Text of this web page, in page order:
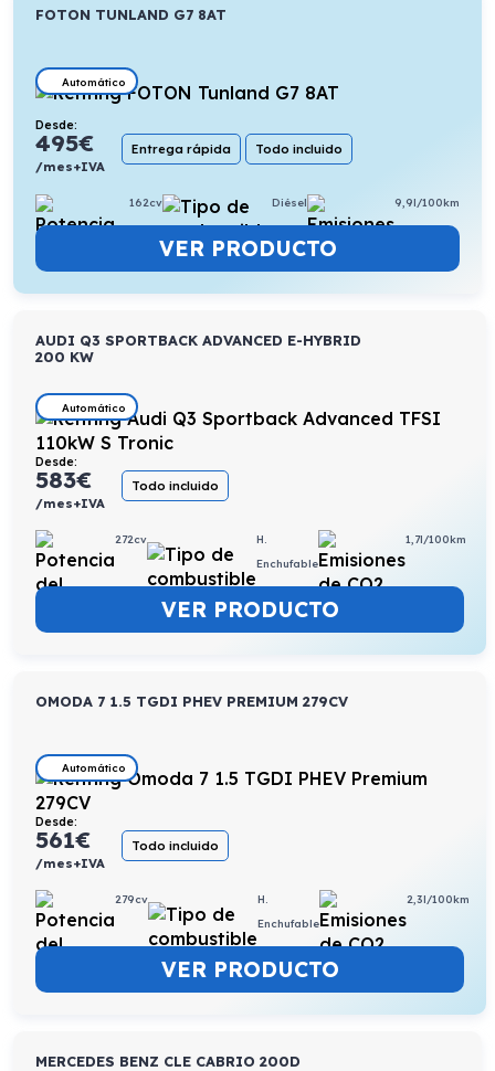
FOTON TUNLAND G7 8AT
Automático
Desde:
495€
/mes+IVA
Entrega rápida Todo incluido
162cv Diésel 9,9l/100km
VER PRODUCTO
AUDI Q3 SPORTBACK ADVANCED E-HYBRID
200 KW
Automático
Desde:
583€
/mes+IVA
Todo incluido
272cv
H.
Enchufable
1,7l/100km
VER PRODUCTO
OMODA 7 1.5 TGDI PHEV PREMIUM 279CV
Automático
Desde:
561€
/mes+IVA
Todo incluido
279cv
H.
Enchufable
2,3l/100km
VER PRODUCTO
MERCEDES BENZ CLE CABRIO 200D